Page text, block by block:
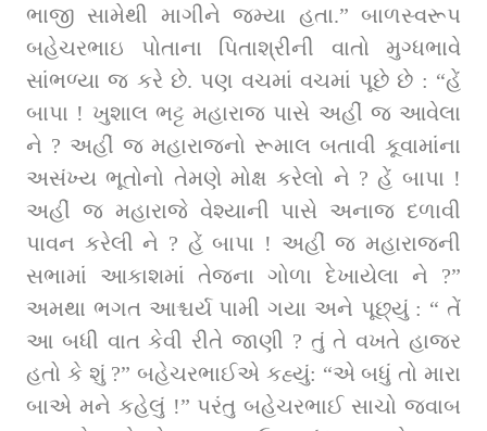
ભાજી સામેથી માગીને જમ્યા હતા.” બાળસ્વરૂપ
બહેચરભાઇ પોતાના પિતાશ્રીની વાતો મુગ્ધભાવે
સાંભળ્યા જ કરે છે. પણ વચમાં વચમાં પૂછે છે : “હેં
બાપા ! ખુશાલ ભટ્ટ મહારાજ પાસે અહીં જ આવેલા
ને ? અહીં જ મહારાજનો રૂમાલ બતાવી કૂવામાંના
અસંખ્ય ભૂતોનો તેમણે મોક્ષ કરેલો ને ? હેં બાપા !
અહીં જ મહારાજે વેશ્યાની પાસે અનાજ દળાવી
પાવન કરેલી ને ? હેં બાપા ! અહીં જ મહારાજની
સભામાં આકાશમાં તેજના ગોળા દેખાયેલા ને ?”
અમથા ભગત આશ્ચર્ય પામી ગયા અને પૂછ્યું : “ તેં
આ બધી વાત કેવી રીતે જાણી ? તું તે વખતે હાજર
હતો કે શું ?” બહેચરભાઈએ કહ્યું: “એ બધું તો મારા
બાએ મને કહેલું !” પરંતુ બહેચરભાઈ સાચો જવાબ